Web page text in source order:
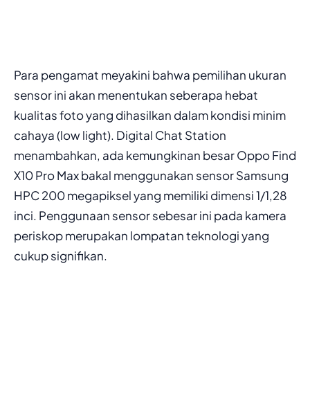
Para pengamat meyakini bahwa pemilihan ukuran
sensor ini akan menentukan seberapa hebat
kualitas foto yang dihasilkan dalam kondisi minim
cahaya (low light). Digital Chat Station
menambahkan, ada kemungkinan besar Oppo Find
X10 Pro Max bakal menggunakan sensor Samsung
HPC 200 megapiksel yang memiliki dimensi 1/1,28
inci. Penggunaan sensor sebesar ini pada kamera
periskop merupakan lompatan teknologi yang
cukup signifikan.